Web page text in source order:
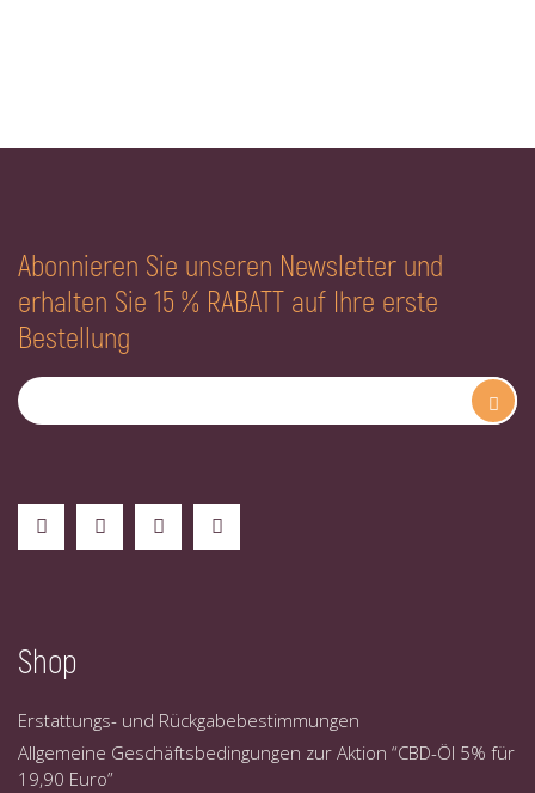
Abonnieren Sie unseren Newsletter und
erhalten Sie 15 % RABATT auf Ihre erste
Bestellung
Shop
Erstattungs- und Rückgabebestimmungen
Allgemeine Geschäftsbedingungen zur Aktion “CBD-Öl 5% für
19,90 Euro”